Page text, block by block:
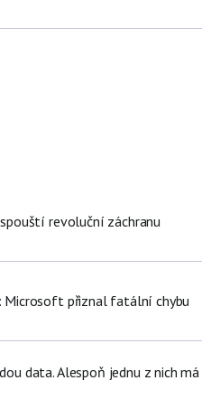
revoluční záchranu
Microsoft přiznal fatální chybu
data. Alespoň jednu z nich má